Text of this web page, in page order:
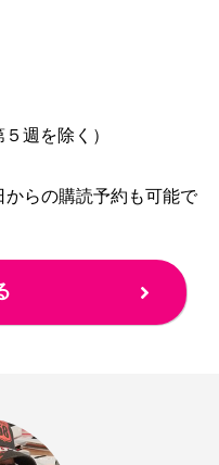
週を除く）
らの購読予約も可能で